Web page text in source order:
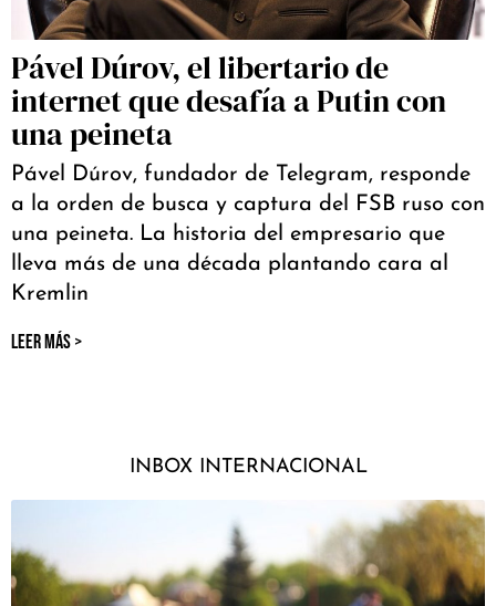
Pável Dúrov, el libertario de
internet que desafía a Putin con
una peineta
Pável Dúrov, fundador de Telegram, responde
a la orden de busca y captura del FSB ruso con
una peineta. La historia del empresario que
lleva más de una década plantando cara al
Kremlin
LEER MÁS >
INBOX INTERNACIONAL